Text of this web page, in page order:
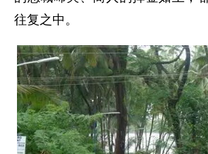
往复之中。